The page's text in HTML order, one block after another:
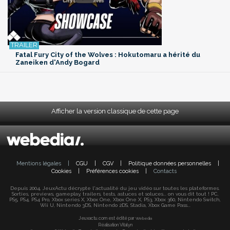
Fatal Fury City of the Wolves : Hokutomaru a hérité du
Zaneiken d'Andy Bogard
Afficher la version classique de cette page
Mentions légales CGU CGV Politique données personnelles
Cookies
Préférences cookies Contacts
Depuis 2004, JeuxActu décrypte l'actualité du jeu vidéo sur toutes les plateformes.
Sorties, previews, gameplay, trailers, tests, astuces et soluces... on vous dit tout ! PC,
PS5, PS4, PS4 Pro, Xbox series X, Xbox One, Xbox One X, PS3, Xbox 360, Nintendo Switch,
Wii U, Nintendo 3DS, Nintendo 2DS, Stadia, Xbox Game Pass...
Jeuxactu.com est édité par Webedia
Réalisation Vitalyn